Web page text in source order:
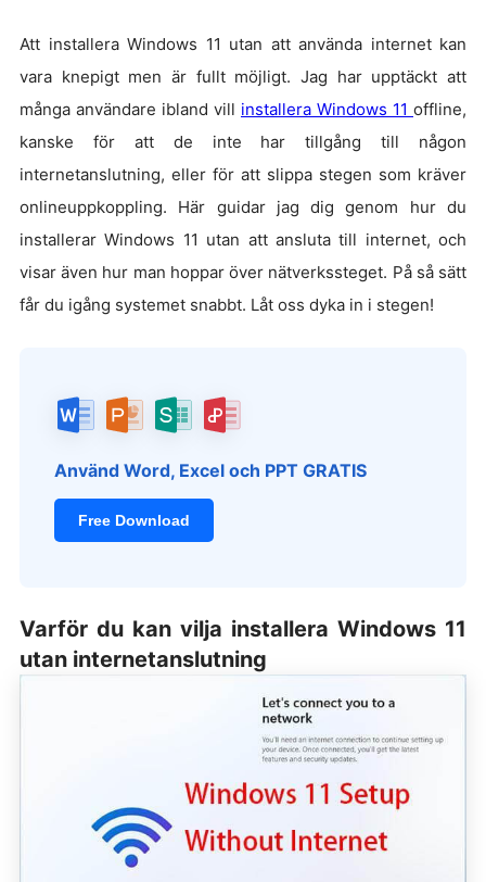
Att installera Windows 11 utan att använda internet kan
vara knepigt men är fullt möjligt. Jag har upptäckt att
många användare ibland vill installera Windows 11 offline,
kanske för att de inte har tillgång till någon
internetanslutning, eller för att slippa stegen som kräver
onlineuppkoppling. Här guidar jag dig genom hur du
installerar Windows 11 utan att ansluta till internet, och
visar även hur man hoppar över nätverkssteget. På så sätt
får du igång systemet snabbt. Låt oss dyka in i stegen!
Använd Word, Excel och PPT GRATIS
Free Download
Varför du kan vilja installera Windows 11
utan internetanslutning